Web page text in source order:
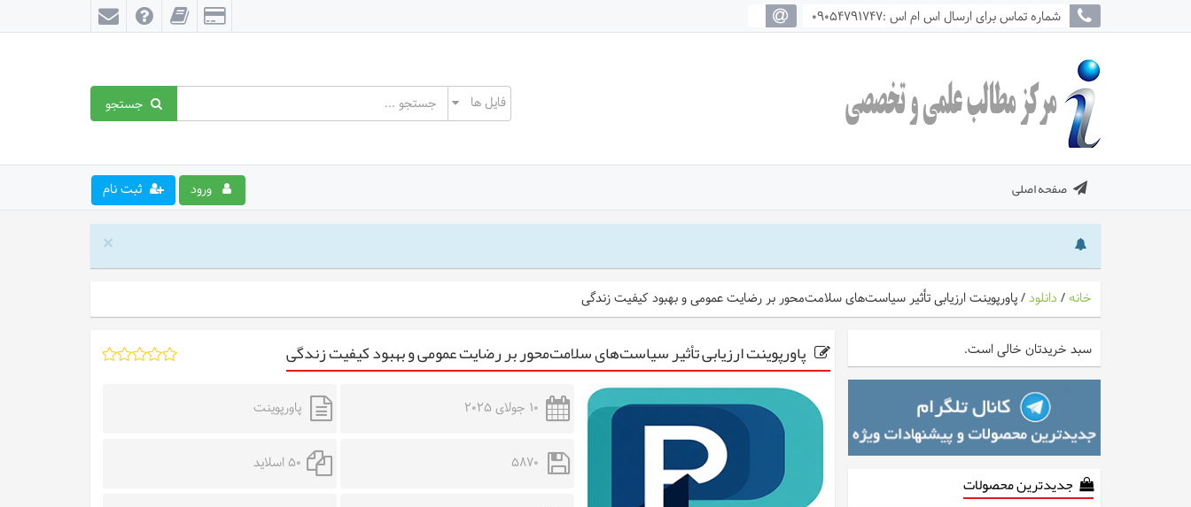
شماره تماس برای ارسال اس ام اس :09054791747
جستجو
صفحه اصلی ورود ثبت نام
×
خانه/ دانلود/پاورپوینت ارزیابی تأثیر سیاست‌های سلامت‌محور بر رضایت عمومی و بهبود کیفیت زندگی
پاورپوینت ارزیابی تأثیر سیاست‌های سلامت‌محور بر رضایت عمومی و بهبود کیفیت زندگی
10 جولای 2025 پاورپوینت
5870 50 اسلاید
سبد خریدتان خالی است.
جدیدترین محصولات